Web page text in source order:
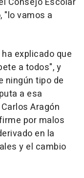
"lo vamos a
explicado que
a todos", y
ningún tipo de
a esa
Aragón
por malos
en la
y el cambio